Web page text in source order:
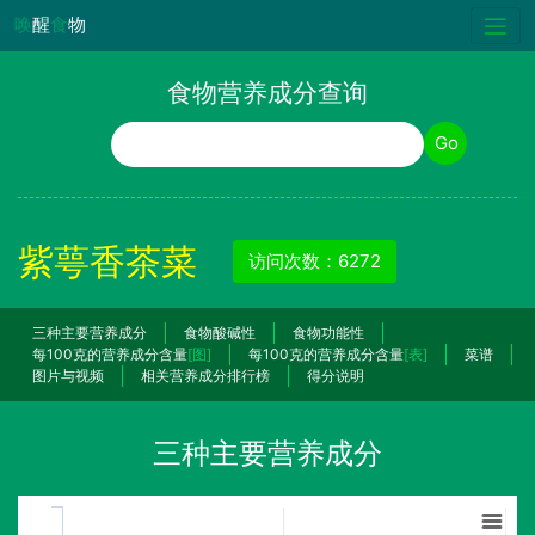
唤醒食物
食物营养成分查询
食物名称 Go
紫萼香茶菜 访问次数：6272
三种主要营养成分 食物酸碱性
食物功能性
每100克的营养成分含量[图] 每100克的营养成分含量[表]
菜谱
图片与视频
相关营养成分排行榜 得分说明
三种主要营养成分